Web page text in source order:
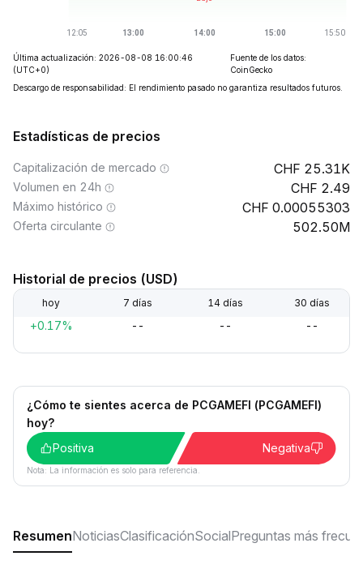
Última actualización: 2026-08-08 16:00:46
(UTC+0)
Fuente de los datos:
CoinGecko
Descargo de responsabilidad: El rendimiento pasado no garantiza resultados futuros.
Estadísticas de precios
Capitalización de mercado 25.31K
Volumen en 24h 2.49
Máximo histórico 0.00055303
Oferta circulante 502.50M
Historial de precios (USD)
hoy 7 días 14 días 30 días
+0.17% -- -- --
¿Cómo te sientes acerca de PCGAMEFI (PCGAMEFI)
hoy?
Positiva
Negativa
Nota: La información es solo para referencia.
ResumenNoticiasClasificaciónSocialPreguntas más